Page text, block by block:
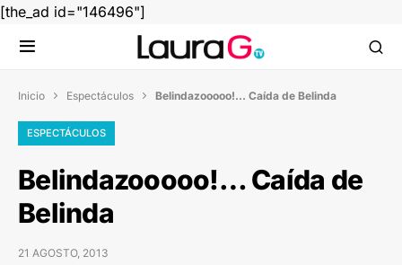
[the_ad id="146496"]
Inicio  Espectáculos  Belindazooooo!… Caída de Belinda
ESPECTÁCULOS
Belindazooooo!… Caída de
Belinda
21 AGOSTO, 2013